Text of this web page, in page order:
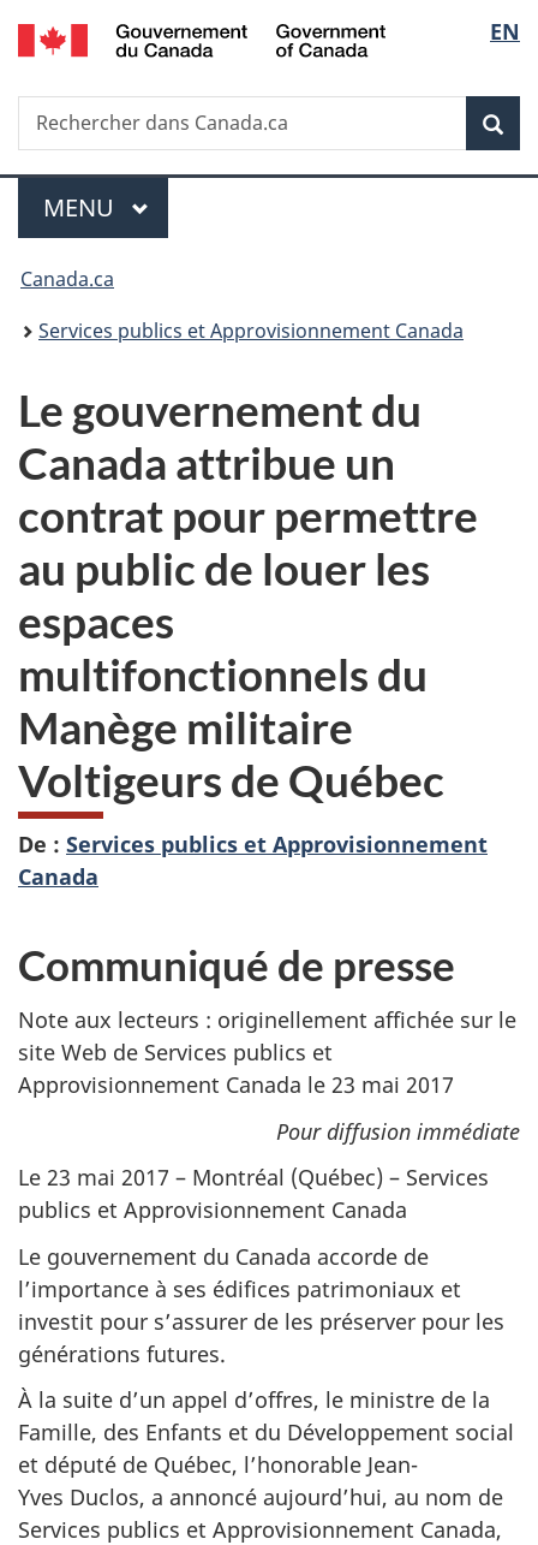
Passer
au
principal
Passer
à
Au
du
Passer
à
version
simplifiée
de
la
EN
Recherche
Rechercher
dans
Menu
MENU PRINCIPAL
Vous
êtes
Canada.ca
Services publics et Approvisionnement Canada
Le gouvernement du
Canada attribue un
contrat pour permettre
au public de louer les
espaces
multifonctionnels du
Manège militaire
Voltigeurs de Québec
De : Services publics et Approvisionnement
Canada
Communiqué de presse
Note aux lecteurs : originellement affichée sur le
site Web de Services publics et
Approvisionnement Canada le 23 mai 2017
Pour diffusion immédiate
Le 23 mai 2017 – Montréal (Québec) – Services
publics et Approvisionnement Canada
Le gouvernement du Canada accorde de
l’importance à ses édifices patrimoniaux et
investit pour s’assurer de les préserver pour les
générations futures.
À la suite d’un appel d’offres, le ministre de la
Famille, des Enfants et du Développement social
et député de Québec, l’honorable Jean-
Yves Duclos, a annoncé aujourd’hui, au nom de
Services publics et Approvisionnement Canada,